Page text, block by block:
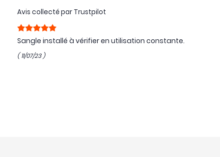
Avis collecté par Trustpilot
Sangle installé à vérifier en utilisation constante.
( 11/07/23 )